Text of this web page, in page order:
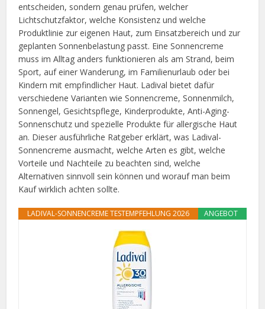
entscheiden, sondern genau prüfen, welcher
Lichtschutzfaktor, welche Konsistenz und welche
Produktlinie zur eigenen Haut, zum Einsatzbereich und zur
geplanten Sonnenbelastung passt. Eine Sonnencreme
muss im Alltag anders funktionieren als am Strand, beim
Sport, auf einer Wanderung, im Familienurlaub oder bei
Kindern mit empfindlicher Haut. Ladival bietet dafür
verschiedene Varianten wie Sonnencreme, Sonnenmilch,
Sonnengel, Gesichtspflege, Kinderprodukte, Anti-Aging-
Sonnenschutz und spezielle Produkte für allergische Haut
an. Dieser ausführliche Ratgeber erklärt, was Ladival-
Sonnencreme ausmacht, welche Arten es gibt, welche
Vorteile und Nachteile zu beachten sind, welche
Alternativen sinnvoll sein können und worauf man beim
Kauf wirklich achten sollte.
ANGEBOT
LADIVAL-SONNENCREME TESTEMPFEHLUNG 2026